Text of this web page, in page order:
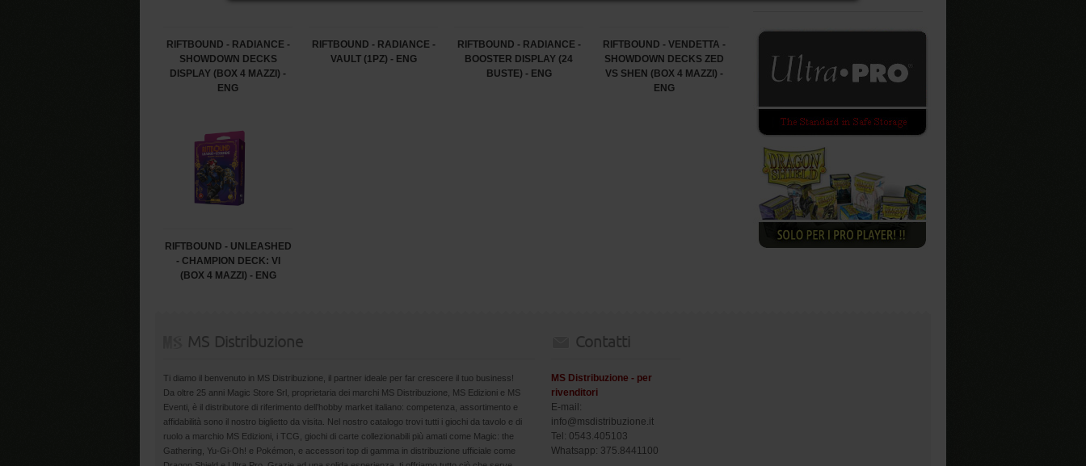
RIFTBOUND - RADIANCE -
SHOWDOWN DECKS
DISPLAY (BOX 4 MAZZI) -
ENG
RIFTBOUND - RADIANCE -
VAULT (1PZ) - ENG
RIFTBOUND - RADIANCE -
BOOSTER DISPLAY (24
BUSTE) - ENG
RIFTBOUND - VENDETTA -
SHOWDOWN DECKS ZED
VS SHEN (BOX 4 MAZZI) -
ENG
RIFTBOUND - UNLEASHED
- CHAMPION DECK: VI
(BOX 4 MAZZI) - ENG
MS Distribuzione
Ti diamo il benvenuto in MS Distribuzione, il partner ideale per far crescere il tuo business!
Da oltre 25 anni Magic Store Srl, proprietaria dei marchi MS Distribuzione, MS Edizioni e MS
Eventi, è il distributore di riferimento dell’hobby market italiano: competenza, assortimento e
affidabilità sono il nostro biglietto da visita. Nel nostro catalogo trovi tutti i giochi da tavolo e di
ruolo a marchio MS Edizioni, i TCG, giochi di carte collezionabili più amati come Magic: the
Gathering, Yu-Gi-Oh! e Pokémon, e accessori top di gamma in distribuzione ufficiale come
Contatti
MS Distribuzione - per
rivenditori
E-mail:
info@msdistribuzione.it
Tel: 0543.405103
Whatsapp: 375.8441100